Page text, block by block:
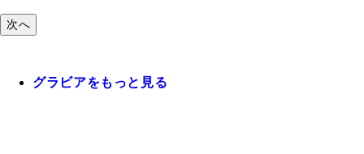
次へ
グラビアをもっと見る